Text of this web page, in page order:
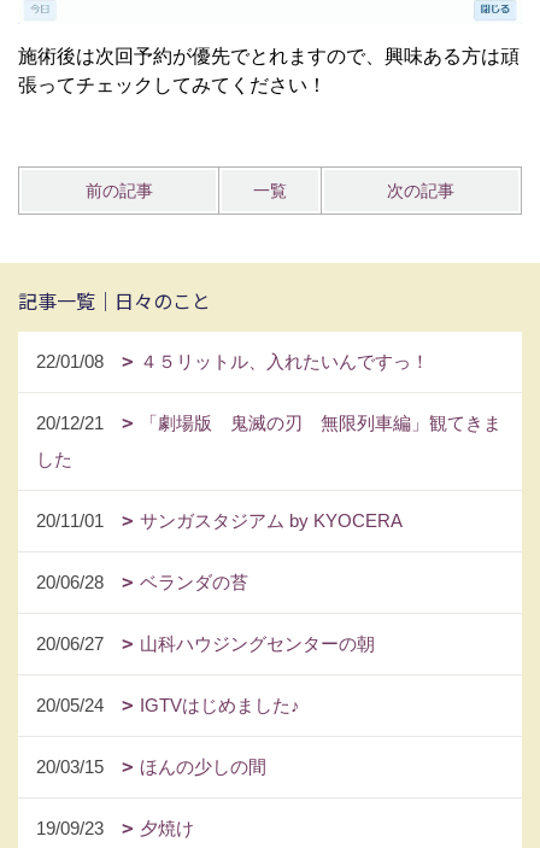
施術後は次回予約が優先でとれますので、興味ある方は頑
張ってチェックしてみてください！
前の記事 一覧 次の記事
記事一覧｜日々のこと
22/01/08 ４５リットル、入れたいんですっ！
20/12/21
「劇場版 鬼滅の刃 無限列車編」観てきま
した
20/11/01 サンガスタジアム by KYOCERA
20/06/28 ベランダの苔
20/06/27 山科ハウジングセンターの朝
20/05/24 IGTVはじめました♪
20/03/15 ほんの少しの間
19/09/23 夕焼け